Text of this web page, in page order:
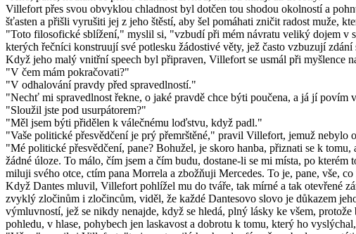
Villefort přes svou obvyklou chladnost byl dotčen tou shodou okolností a
šťasten a přišli vyrušiti jej z jeho štěstí, aby šel pomáhati zničit radost muže,
"Toto filosofické sblížení," myslil si, "vzbudí při mém návratu veliký dojem v
kterých řečníci konstruují své potlesku žádostivé věty, jež často vzbuzují
Když jeho malý vnitřní speech byl připraven, Villefort se usmál při myšlence
"V čem mám pokračovati?"
"V odhalování pravdy před spravedlností."
"Nechť mi spravedlnost řekne, o jaké pravdě chce býti poučena, a já jí
"Sloužil jste pod usurpátorem?"
"Měl jsem býti přidělen k válečnému loďstvu, když padl."
"Vaše politické přesvědčení je prý přemrštěné," pravil Villefort, jemuž nebylo
"Mé politické přesvědčení, pane? Bohužel, je skoro hanba, přiznati se k
žádné úloze. To málo, čím jsem a čím budu, dostane-li se mi místa, po
miluji svého otce, ctím pana Morrela a zbožňuji Mercedes. To je, pane, vše,
Když Dantes mluvil, Villefort pohlížel mu do tváře, tak mírné a tak otevřené
zvyklý zločinům i zločincům, viděl, že každé Dantesovo slovo je důkazem
výmluvností, jež se nikdy nenajde, když se hledá, plný lásky ke všem,
pohledu, v hlase, pohybech jen laskavost a dobrotu k tomu, který ho